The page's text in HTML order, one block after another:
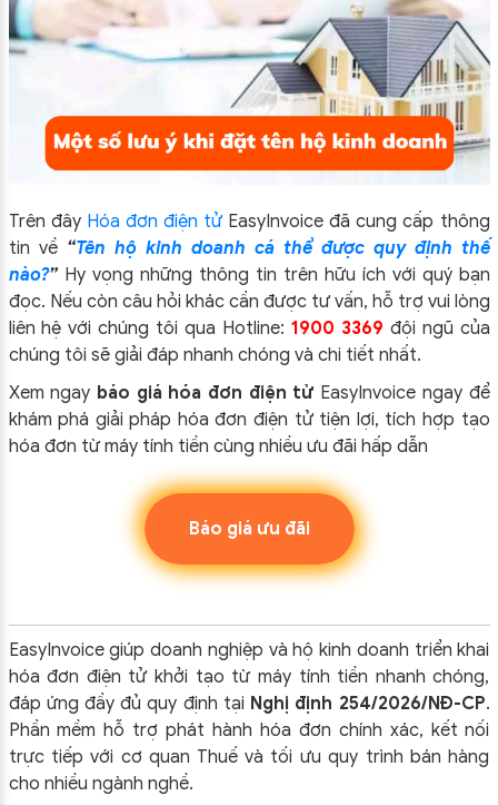
Trên đây Hóa đơn điện tử EasyInvoice đã cung cấp thông
tin về “Tên hộ kinh doanh cá thể được quy định thế
nào?” Hy vọng những thông tin trên hữu ích với quý bạn
đọc. Nếu còn câu hỏi khác cần được tư vấn, hỗ trợ vui lòng
liên hệ với chúng tôi qua Hotline: 1900 3369 đội ngũ của
chúng tôi sẽ giải đáp nhanh chóng và chi tiết nhất.
Xem ngay báo giá hóa đơn điện tử EasyInvoice ngay để
khám phá giải pháp hóa đơn điện tử tiện lợi, tích hợp tạo
hóa đơn từ máy tính tiền cùng nhiều ưu đãi hấp dẫn
Báo giá ưu đãi
EasyInvoice giúp doanh nghiệp và hộ kinh doanh triển khai
hóa đơn điện tử khởi tạo từ máy tính tiền nhanh chóng,
đáp ứng đầy đủ quy định tại Nghị định 254/2026/NĐ-CP.
Phần mềm hỗ trợ phát hành hóa đơn chính xác, kết nối
trực tiếp với cơ quan Thuế và tối ưu quy trình bán hàng
cho nhiều ngành nghề.